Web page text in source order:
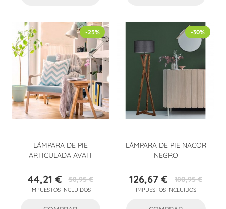
LÁMPARA DE PIE
ARTICULADA AVATI
Precio
44,21 €Precio
base
58,95 €
IMPUESTOS INCLUIDOS
-25%
LÁMPARA DE PIE NACOR
NEGRO
Precio
126,67 €Precio
base
180,95 €
IMPUESTOS INCLUIDOS
-30%